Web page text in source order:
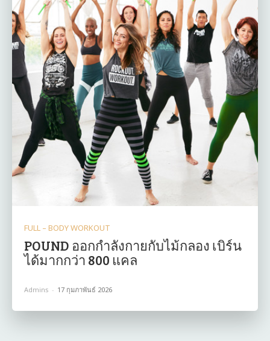
FULL – BODY WORKOUT
POUND ออกกำลังกายกับไม้กลอง เบิร์น
ได้มากกว่า 800 แคล
Admins - 17 กุมภาพันธ์ 2026